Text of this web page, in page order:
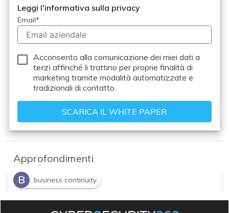
Leggi l'informativa sulla privacy
Email*
Acconsento alla comunicazione dei miei dati a
terzi affinché li trattino per proprie finalità di
marketing tramite modalità automatizzate e
tradizionali di contatto.
Approfondimenti
B
business continuity
E employee experience